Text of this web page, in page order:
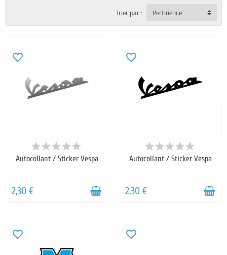
Trier par : Pertinence
favorite_border
Autocollant / Sticker Vespa
2,30 €
favorite_border
Autocollant / Sticker Vespa
2,30 €
favorite_border favorite_border